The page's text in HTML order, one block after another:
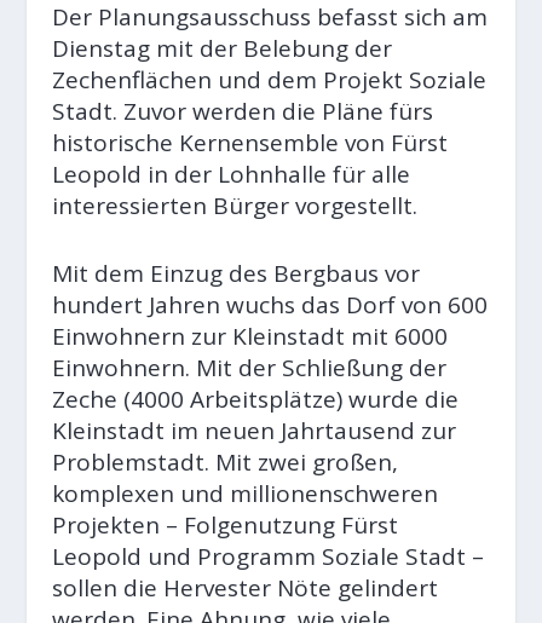
Der Planungsausschuss befasst sich am
Dienstag mit der Belebung der
Zechenflächen und dem Projekt Soziale
Stadt. Zuvor werden die Pläne fürs
historische Kernensemble von Fürst
Leopold in der Lohnhalle für alle
interessierten Bürger vorgestellt.
Mit dem Einzug des Bergbaus vor
hundert Jahren wuchs das Dorf von 600
Einwohnern zur Kleinstadt mit 6000
Einwohnern. Mit der Schließung der
Zeche (4000 Arbeitsplätze) wurde die
Kleinstadt im neuen Jahrtausend zur
Problemstadt. Mit zwei großen,
komplexen und millionenschweren
Projekten – Folgenutzung Fürst
Leopold und Programm Soziale Stadt –
sollen die Hervester Nöte gelindert